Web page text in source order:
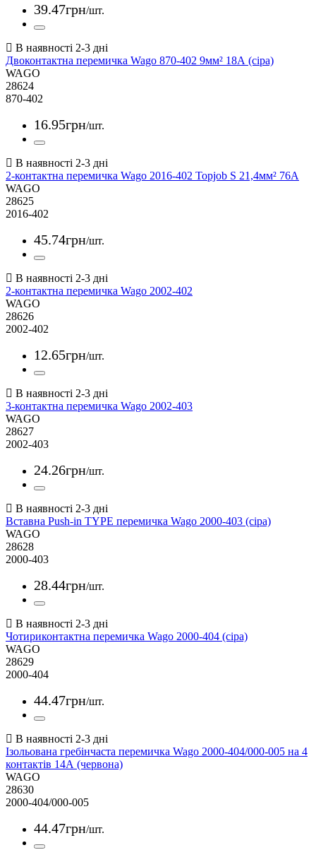
39.47грн/шт.
Двоконтактна перемичка Wago 870-402 9мм² 18А (сіра)
WAGO
28624
870-402
16.95грн/шт.
2-контактна перемичка Wago 2016-402 Topjob S 21,4мм² 76А
WAGO
28625
2016-402
45.74грн/шт.
2-контактна перемичка Wago 2002-402
WAGO
28626
2002-402
12.65грн/шт.
3-контактна перемичка Wago 2002-403
WAGO
28627
2002-403
24.26грн/шт.
Вставна Push-in TYPE перемичка Wago 2000-403 (сіра)
WAGO
28628
2000-403
28.44грн/шт.
Чотириконтактна перемичка Wago 2000-404 (сіра)
WAGO
28629
2000-404
44.47грн/шт.
Ізольована гребінчаста перемичка Wago 2000-404/000-005 на 4
контактів 14А (червона)
WAGO
28630
2000-404/000-005
44.47грн/шт.